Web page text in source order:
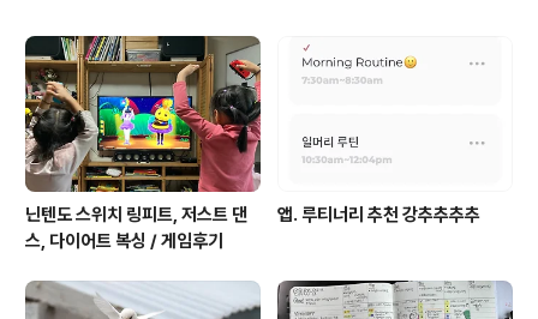
닌텐도 스위치 링피트, 저스트 댄
스, 다이어트 복싱 / 게임후기
앱. 루티너리 추천 강추추추추